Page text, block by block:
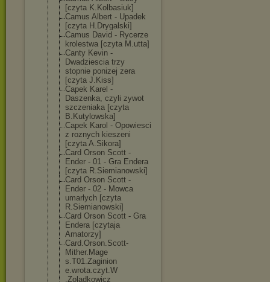
[czyta K.Kolbasiuk]
Camus Albert - Upadek
[czyta H.Drygalski]
Camus David - Rycerze
krolestwa [czyta M.utta]
Canty Kevin -
Dwadziescia trzy
stopnie ponizej zera
[czyta J.Kiss]
Capek Karel -
Daszenka, czyli zywot
szczeniaka [czyta
B.Kutylowska]
Capek Karol - Opowiesci
z roznych kieszeni
[czyta A.Sikora]
Card Orson Scott -
Ender - 01 - Gra Endera
[czyta R.Siemianowski]
Card Orson Scott -
Ender - 02 - Mowca
umarlych [czyta
R.Siemianowski]
Card Orson Scott - Gra
Endera [czytaja
Amatorzy]
Card.Orson.Scott-
Mither.Mage
s.T01.Zaginion
e.wrota.czyt.W
.Zoladkowicz